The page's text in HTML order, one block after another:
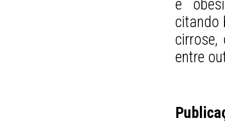
e
citando
cirrose,
entre